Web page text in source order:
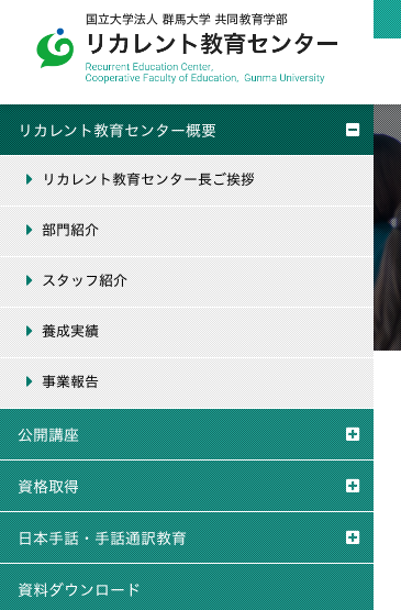
リカレント教育センター概要
リカレント教育センター長ご挨拶
部門紹介
スタッフ紹介
養成実績
事業報告
公開講座
資格取得
日本手話・手話通訳教育
資料ダウンロード